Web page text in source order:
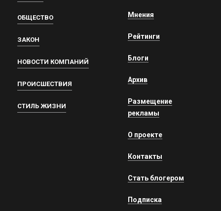
ОБЩЕСТВО
ЗАКОН
НОВОСТИ КОМПАНИЙ
ПРОИСШЕСТВИЯ
СТИЛЬ ЖИЗНИ
Мнения
Рейтинги
Блоги
Архив
Размещение
рекламы
О проекте
Контакты
Стать блогером
Подписка